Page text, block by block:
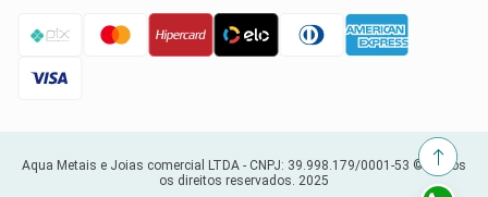
Aqua Metais e Joias comercial LTDA - CNPJ: 39.998.179/0001-53 © Todos
os direitos reservados. 2025